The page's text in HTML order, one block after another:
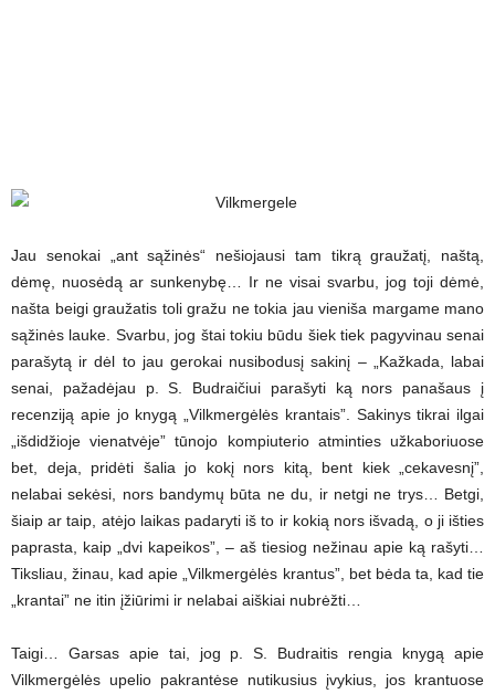
Jau senokai „ant sąžinės“ nešiojausi tam tikrą graužatį, naštą,
dėmę, nuosėdą ar sunkenybę… Ir ne visai svarbu, jog toji dėmė,
našta beigi graužatis toli gražu ne tokia jau vieniša margame mano
sąžinės lauke. Svarbu, jog štai tokiu būdu šiek tiek pagyvinau senai
parašytą ir dėl to jau gerokai nusibodusį sakinį – „Kažkada, labai
senai, pažadėjau p. S. Budraičiui parašyti ką nors panašaus į
recenziją apie jo knygą „Vilkmergėlės krantais”. Sakinys tikrai ilgai
„išdidžioje vienatvėje” tūnojo kompiuterio atminties užkaboriuose
bet, deja, pridėti šalia jo kokį nors kitą, bent kiek „cekavesnį”,
nelabai sekėsi, nors bandymų būta ne du, ir netgi ne trys… Betgi,
šiaip ar taip, atėjo laikas padaryti iš to ir kokią nors išvadą, o ji išties
paprasta, kaip „dvi kapeikos”, – aš tiesiog nežinau apie ką rašyti…
Tiksliau, žinau, kad apie „Vilkmergėlės krantus”, bet bėda ta, kad tie
„krantai” ne itin įžiūrimi ir nelabai aiškiai nubrėžti…
Taigi… Garsas apie tai, jog p. S. Budraitis rengia knygą apie
Vilkmergėlės upelio pakrantėse nutikusius įvykius, jos krantuose